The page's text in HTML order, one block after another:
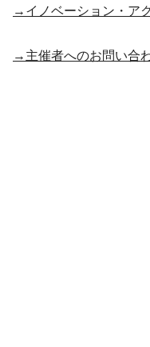
→イノベーション・ア
→主催者へのお問い合